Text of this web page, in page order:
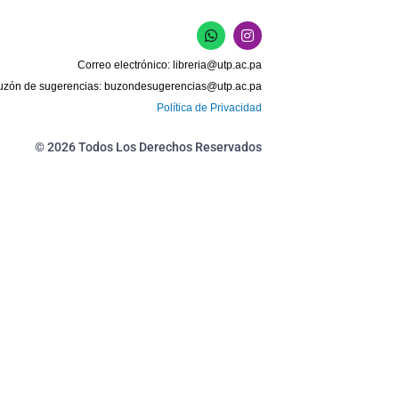
W
h
a
t
s
p
I
n
s
t
a
r
m
Correo electrónico: libreria@utp.ac.pa
de sugerencias: buzondesugerencias@utp.ac.pa
Política de Privacidad
© 2026 Todos Los Derechos Reservados